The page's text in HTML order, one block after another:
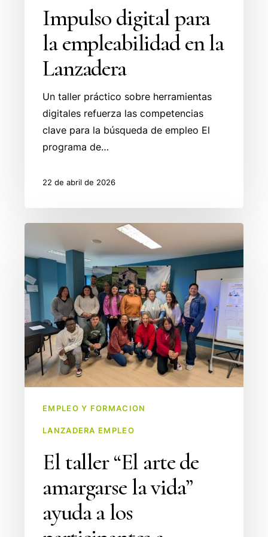
Impulso digital para
la empleabilidad en la
Lanzadera
Un taller práctico sobre herramientas
digitales refuerza las competencias
clave para la búsqueda de empleo El
programa de…
22 de abril de 2026
arte
de
amargarse
la
vida”
ayuda
a
participantes
emociones
limitantes
EMPLEO Y FORMACION
LANZADERA EMPLEO
El taller “El arte de
amargarse la vida”
ayuda a los